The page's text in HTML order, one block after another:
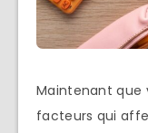
Maintenant que
facteurs qui